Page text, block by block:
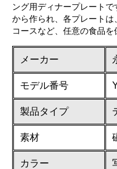
ング用ディナープレート
から作られ、各プレート
コースなど、任意の食品を
メーカー
モデル番号
製品タイプ
素材
カラー